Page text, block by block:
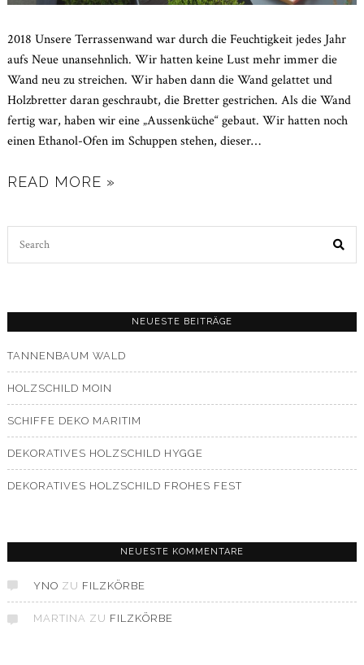
2018 Unsere Terrassenwand war durch die Feuchtigkeit jedes Jahr
aufs Neue unansehnlich. Wir hatten keine Lust mehr immer die
Wand neu zu streichen. Wir haben dann die Wand gelattet und
Holzbretter daran geschraubt, die Bretter gestrichen. Als die Wand
fertig war, haben wir eine „Aussenküche“ gebaut. Wir hatten noch
einen Ethanol-Ofen im Schuppen stehen, dieser…
READ MORE »
NEUESTE BEITRÄGE
TANNENBAUM WALD
HOLZSCHILD MOIN
SCHIFFE DEKO MARITIM
DEKORATIVES HOLZSCHILD HYGGE
DEKORATIVES HOLZSCHILD FROHES FEST
NEUESTE KOMMENTARE
YNO ZU FILZKÖRBE
MARTINA ZU FILZKÖRBE